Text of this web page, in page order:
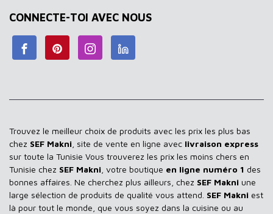
CONNECTE-TOI AVEC NOUS
Trouvez le meilleur choix de produits avec les prix les plus bas
chez SEF Makni , site de vente en ligne avec livraison express
sur toute la Tunisie Vous trouverez les prix les moins chers en
Tunisie chez SEF Makni , votre boutique en ligne numéro 1 des
bonnes affaires. Ne cherchez plus ailleurs, chez SEF Makni une
large sélection de produits de qualité vous attend. SEF Makni est
là pour tout le monde, que vous soyez dans la cuisine ou au